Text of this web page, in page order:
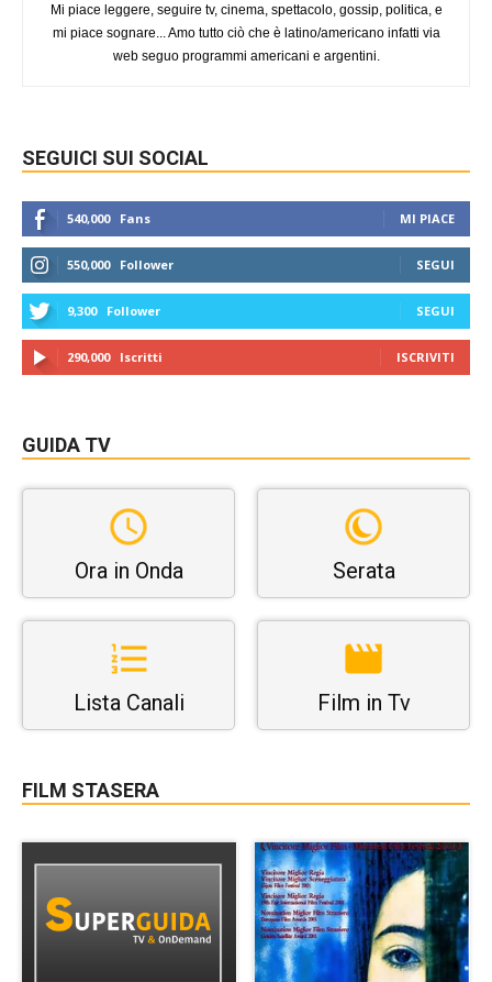
Mi piace leggere, seguire tv, cinema, spettacolo, gossip, politica, e
mi piace sognare... Amo tutto ciò che è latino/americano infatti via
web seguo programmi americani e argentini.
SEGUICI SUI SOCIAL
540,000 Fans MI PIACE
550,000 Follower SEGUI
9,300 Follower SEGUI
290,000 Iscritti ISCRIVITI
GUIDA TV
Ora in Onda Serata
Lista Canali Film in Tv
FILM STASERA